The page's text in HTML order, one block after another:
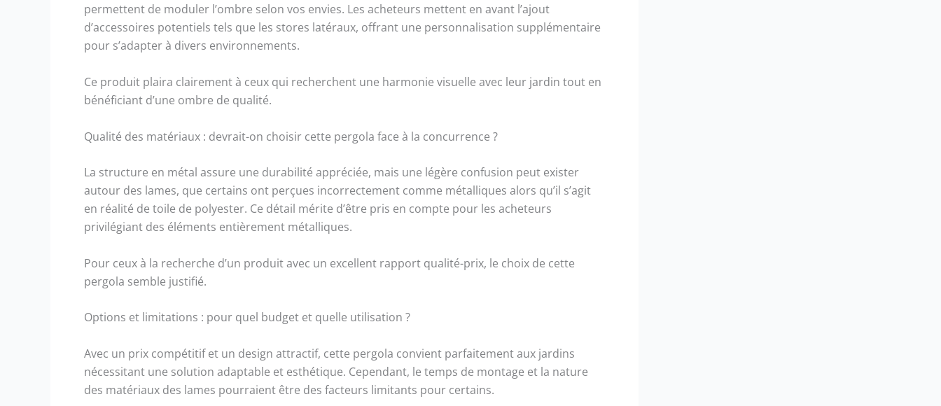
permettent de moduler l’ombre selon vos envies. Les acheteurs mettent en avant l’ajout
d’accessoires potentiels tels que les stores latéraux, offrant une personnalisation supplémentaire
pour s’adapter à divers environnements.
Ce produit plaira clairement à ceux qui recherchent une harmonie visuelle avec leur jardin tout en
bénéficiant d’une ombre de qualité.
Qualité des matériaux : devrait-on choisir cette pergola face à la concurrence ?
La structure en métal assure une durabilité appréciée, mais une légère confusion peut exister
autour des lames, que certains ont perçues incorrectement comme métalliques alors qu’il s’agit
en réalité de toile de polyester. Ce détail mérite d’être pris en compte pour les acheteurs
privilégiant des éléments entièrement métalliques.
Pour ceux à la recherche d’un produit avec un excellent rapport qualité-prix, le choix de cette
pergola semble justifié.
Options et limitations : pour quel budget et quelle utilisation ?
Avec un prix compétitif et un design attractif, cette pergola convient parfaitement aux jardins
nécessitant une solution adaptable et esthétique. Cependant, le temps de montage et la nature
des matériaux des lames pourraient être des facteurs limitants pour certains.